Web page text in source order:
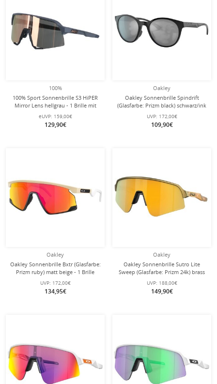
100%
100% Sport Sonnenbrille S3 HiPER
Mirror Lens hellgrau - 1 Brille mit
Hardcase
eUVP: 159,00€
129,90€
Oakley
Oakley Sonnenbrille Spindrift
(Glasfarbe: Prizm black) schwarz/ink
Damen - 1 Brille
UVP: 172,00€
109,90€
Oakley
Oakley Sonnenbrille Bxtr (Glasfarbe:
Prizm ruby) matt beige - 1 Brille
UVP: 172,00€
134,95€
Oakley
Oakley Sonnenbrille Sutro Lite
Sweep (Glasfarbe: Prizm 24k) brass
tax gold - 1 Brille mit
Hartschalenetui
UVP: 188,00€
149,90€